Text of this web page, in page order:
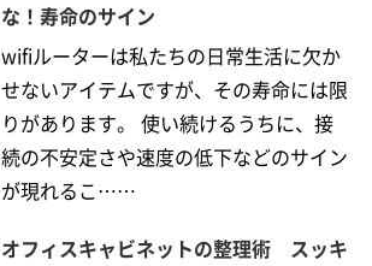
な！寿命のサイン
wifiルーターは私たちの日常生活に欠か
せないアイテムですが、その寿命には限
りがあります。 使い続けるうちに、接
続の不安定さや速度の低下などのサイン
が現れるこ……
オフィスキャビネットの整理術 スッキ